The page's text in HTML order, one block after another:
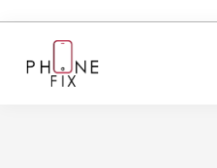
głównego